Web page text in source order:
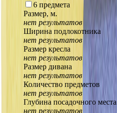
6 предмета
Размер, м.
нет результатов
Ширина подлокотника
нет результатов
Размер кресла
нет результатов
Размер дивана
нет результатов
Количество предметов
нет результатов
Глубина посадочного места
нет результатов